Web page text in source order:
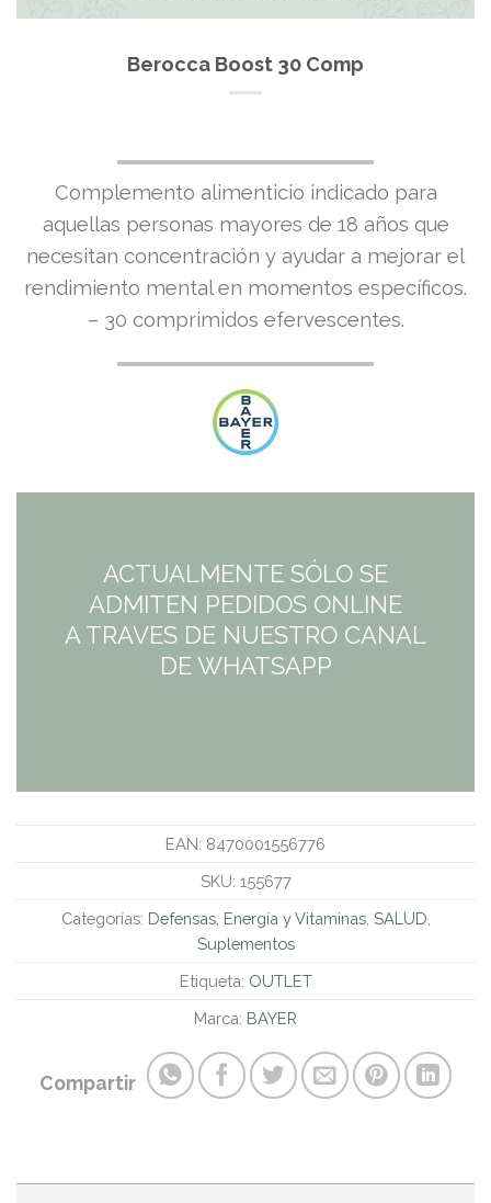
Berocca Boost 30 Comp
Complemento alimenticio indicado para
aquellas personas mayores de 18 años que
necesitan concentración y ayudar a mejorar el
rendimiento mental en momentos específicos.
– 30 comprimidos efervescentes.
ACTUALMENTE SÓLO SE
ADMITEN PEDIDOS ONLINE
A TRAVES DE NUESTRO CANAL
DE WHATSAPP
EAN: 8470001556776
SKU: 155677
Categorías: Defensas, Energía y Vitaminas, SALUD
Suplementos
Etiqueta: OUTLET
Marca: BAYER
Compartir